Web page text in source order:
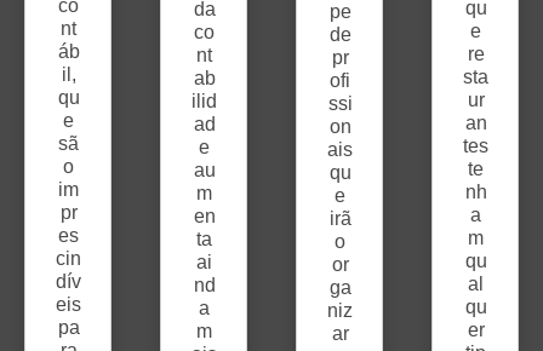
co
nt
áb
il,
qu
e
sã
o
im
pr
es
cin
dív
eis
pa
da
co
nt
ab
ilid
ad
e
au
m
en
ta
ai
nd
a
m
pe
de
pr
ofi
ssi
on
ais
qu
e
irã
o
or
ga
niz
ar
qu
e
re
sta
ur
an
tes
te
nh
a
m
qu
al
qu
er